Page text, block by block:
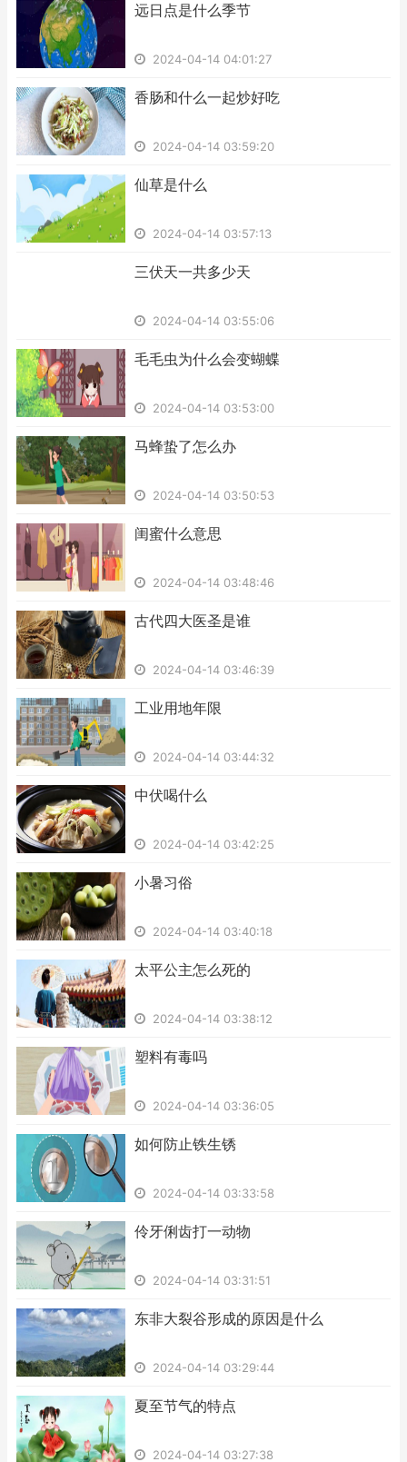
​远日点是什么季节
2024-04-14 04:01:27
​香肠和什么一起炒好吃
2024-04-14 03:59:20
​仙草是什么
2024-04-14 03:57:13
​三伏天一共多少天
2024-04-14 03:55:06
​毛毛虫为什么会变蝴蝶
2024-04-14 03:53:00
​马蜂蛰了怎么办
2024-04-14 03:50:53
​闺蜜什么意思
2024-04-14 03:48:46
​古代四大医圣是谁
2024-04-14 03:46:39
​工业用地年限
2024-04-14 03:44:32
​中伏喝什么
2024-04-14 03:42:25
​小暑习俗
2024-04-14 03:40:18
​太平公主怎么死的
2024-04-14 03:38:12
​塑料有毒吗
2024-04-14 03:36:05
​如何防止铁生锈
2024-04-14 03:33:58
​伶牙俐齿打一动物
2024-04-14 03:31:51
​东非大裂谷形成的原因是什么
2024-04-14 03:29:44
​夏至节气的特点
2024-04-14 03:27:38